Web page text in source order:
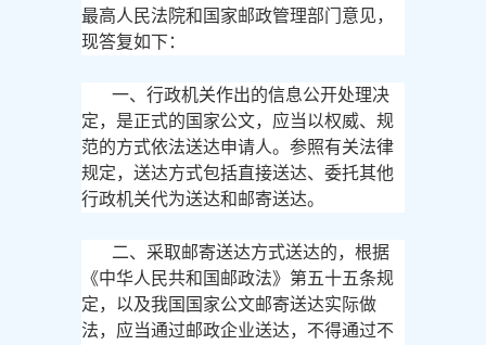
最高人民法院和国家邮政管理部门意见，
现答复如下：
一、行政机关作出的信息公开处理决
定，是正式的国家公文，应当以权威、规
范的方式依法送达申请人。参照有关法律
规定，送达方式包括直接送达、委托其他
行政机关代为送达和邮寄送达。
二、采取邮寄送达方式送达的，根据
《中华人民共和国邮政法》第五十五条规
定，以及我国国家公文邮寄送达实际做
法，应当通过邮政企业送达，不得通过不